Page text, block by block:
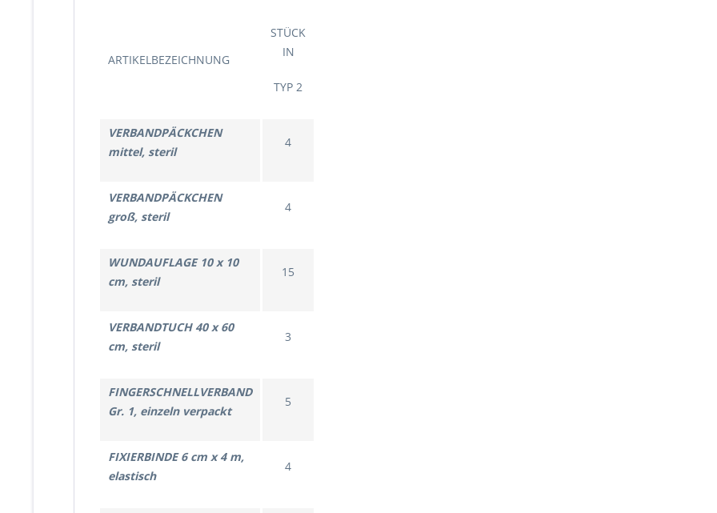
ARTIKELBEZEICHNUNG
STÜCK
IN
TYP 2
VERBANDPÄCKCHEN
mittel, steril
4
VERBANDPÄCKCHEN
groß, steril
4
WUNDAUFLAGE 10 x 10
cm, steril
15
VERBANDTUCH 40 x 60
cm, steril
3
FINGERSCHNELLVERBAND
Gr. 1, einzeln verpackt
5
FIXIERBINDE 6 cm x 4 m,
elastisch
4